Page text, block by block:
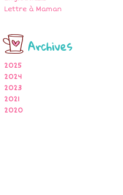
Lettre à Maman
Archives
2025
2024
2023
2021
2020